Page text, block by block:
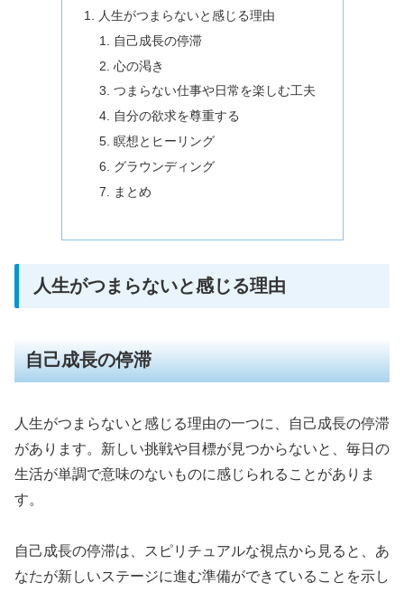
人生がつまらないと感じる理由
自己成長の停滞
心の渇き
つまらない仕事や日常を楽しむ工夫
自分の欲求を尊重する
瞑想とヒーリング
グラウンディング
まとめ
人生がつまらないと感じる理由
自己成長の停滞
人生がつまらないと感じる理由の一つに、自己成長の停滞
があります。新しい挑戦や目標が見つからないと、毎日の
生活が単調で意味のないものに感じられることがありま
す。
自己成長の停滞は、スピリチュアルな視点から見ると、あ
なたが新しいステージに進む準備ができていることを示し